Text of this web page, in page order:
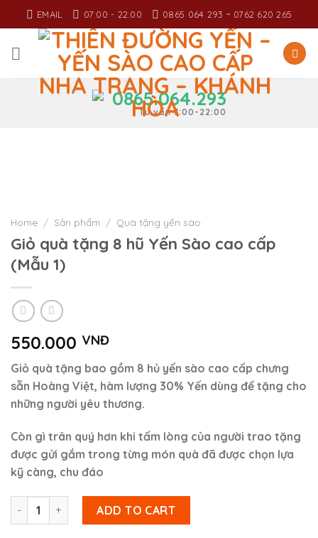
to
content
EMAIL 07:00 - 22:00 0865 064 293 ~ 0762 620 265
0865.064.293
Tư vấn 7:00-22:00
Home / Sản phẩm / Quà tặng yến sào
Giỏ quà tặng 8 hũ Yến Sào cao cấp
(Mẫu 1)
550.000 VNĐ
Giỏ quà tặng bao gồm 8 hủ yến sào cao cấp chưng
sẵn Hoàng Việt, hàm lượng 30% Yến dùng để tặng cho
những người yêu thương.
Còn gì trân quý hơn khi tấm lòng của người trao tặng
được gửi gắm trong từng món quà đã được chọn lựa
kỹ càng, chu đáo
Giỏ quà tặng 8 hũ Yến Sào cao cấp (Mẫu 1) quantity
ADD TO CART